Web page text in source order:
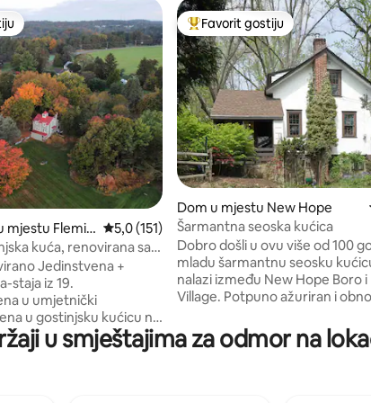
106
mjestu Flemin Prosječna ocjena: 5,0 od 5, recenzija: 151
5,0 (151)
kuća, renovirana sa
+
staja iz 19.
u umjetnički
u gostinjsku kućicu na
imanju s predivnim
stropovi, s prozorima
Glavni favorit gostiju
Favorit gostiju
Dom u mjestu New Hope
Šarmantna seoska kućica
Dobro došli u ovu više od 100 godina
mladu šarmantnu seosku
nalazi između New Hope Boro
Village. Potpuno ažuriran i
sve nove uređaje, koji nude
šporet, Pfisher i Pakel frižider i
u smještajima za odmor na